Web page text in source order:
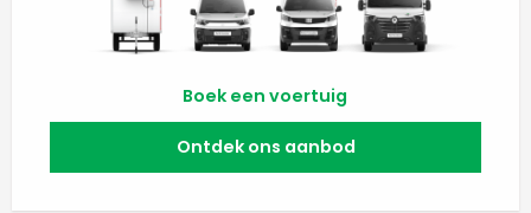
Boek een voertuig
Ontdek ons aanbod